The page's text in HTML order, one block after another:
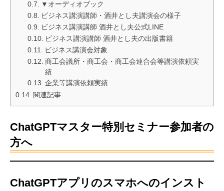
▼オーディオブック
ビジネス講演講師・酒井とし夫講演会の様子
ビジネス講演講師 酒井とし夫公式LINE
ビジネス講演講師 酒井とし夫の出版書籍
ビジネス講演会対象
商工会議所・商工会・商工会連合会等講演依頼実
績
企業等講演依頼実績
関連記事
ChatGPTマスター特別セミナー参加者の
方へ
ChatGPTアプリのスマホへのインスト